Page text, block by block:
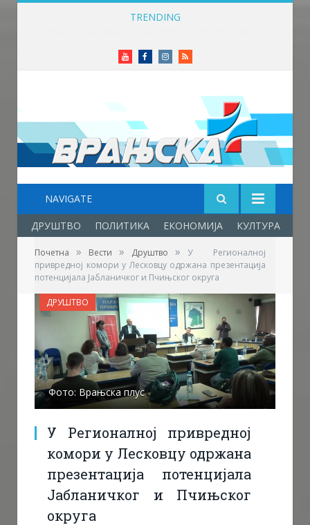
TRENDING
YoutubeFacebookInstagram
RSS
NAVIGATE
ДРУШТВО ПОЛИТИКА ЕКОНОМИЈА КУЛТУРА
Почетна » Вести » Друштво »
У Регионалној
привредној комори у Лесковцу одржана презентација
потенцијала Јабланичког и Пчињског округа
Фото: Врањска плус
У Регионалној привредној
комори у Лесковцу одржана
презентација потенцијала
Јабланичког и Пчињског
округа
ДРУШТВО